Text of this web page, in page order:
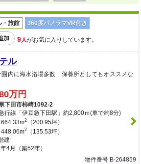
・旅館 360度パノラマVR付き
加 9人がお気に入りしています。
ル
内に海水浴場多数 保養所としてもオススメな
万円
下田市柿崎1092-2
行線「伊豆急下田駅」約2,800ｍ(車で約8分)
664.33m2（200.95坪）
448.06m2（135.53坪）
建
4月（築52年）
物件番号 B-264859